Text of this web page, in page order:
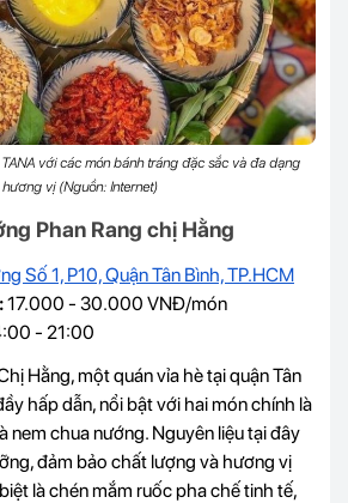
với các món bánh tráng đặc sắc và đa dạng
hương vị (Nguồn: Internet)
Phan Rang chị Hằng
Số 1, P10, Quận Tân Bình, TP.HCM
17.000 - 30.000 VNĐ/món
- 21:00
Hằng, một quán vỉa hè tại quận Tân
hấp dẫn, nổi bật với hai món chính là
nem chua nướng. Nguyên liệu tại đây
đảm bảo chất lượng và hương vị
là chén mắm ruốc pha chế tinh tế,